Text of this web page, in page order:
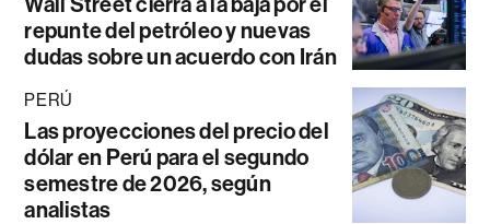
repunte del petróleo y nuevas
dudas sobre un acuerdo con Irán
PERÚ
Las proyecciones del precio del
dólar en Perú para el segundo
semestre de 2026, según
analistas